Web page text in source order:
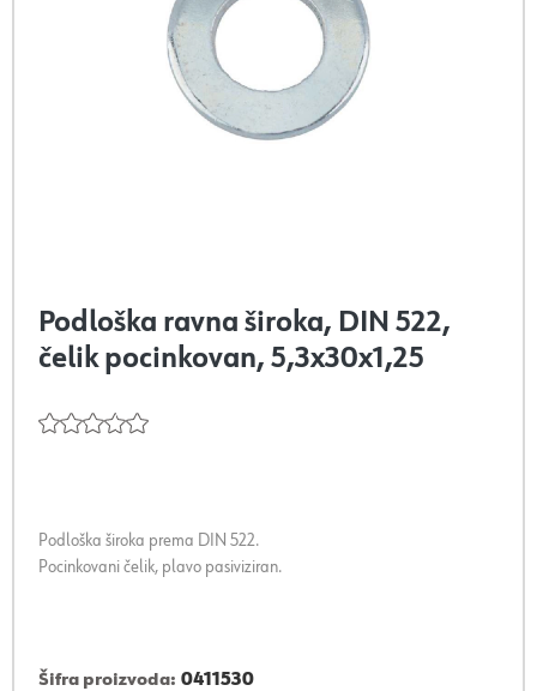
Podloška ravna široka, DIN 522,
čelik pocinkovan, 5,3x30x1,25
Podloška široka prema DIN 522.
Pocinkovani čelik, plavo pasiviziran.
Šifra proizvoda: 0411530